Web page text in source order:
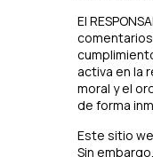
El
activa en la
moral y el
de forma
Este sitio
Sin